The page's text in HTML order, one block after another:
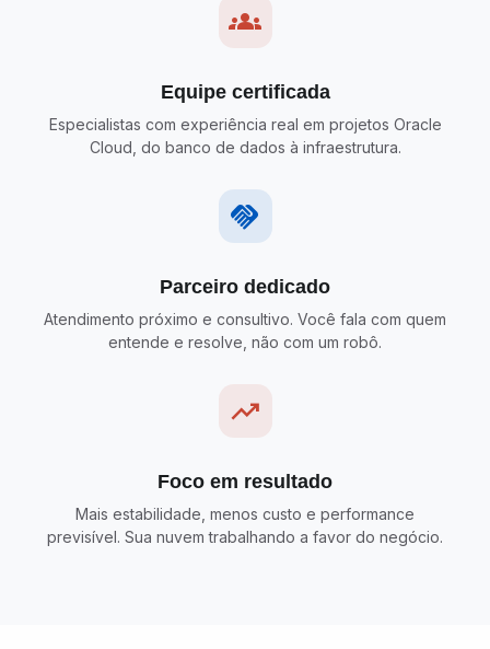
groups
Equipe certificada
Especialistas com experiência real em projetos Oracle
Cloud, do banco de dados à infraestrutura.
handshake
Parceiro dedicado
Atendimento próximo e consultivo. Você fala com quem
entende e resolve, não com um robô.
trending_up
Foco em resultado
Mais estabilidade, menos custo e performance
previsível. Sua nuvem trabalhando a favor do negócio.